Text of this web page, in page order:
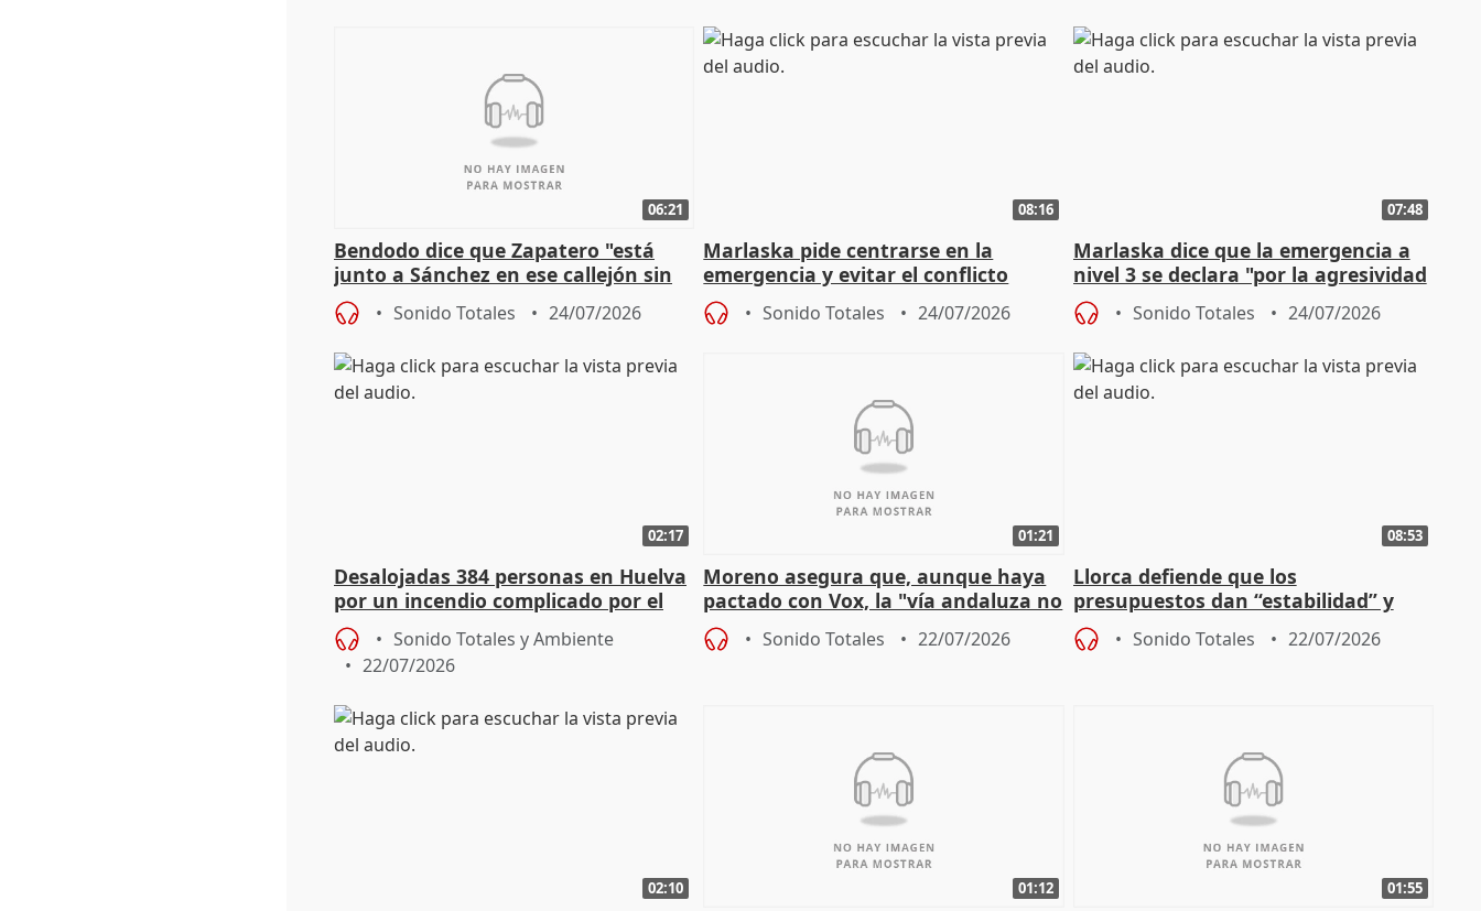
06:21
Bendodo dice que Zapatero "está
junto a Sánchez en ese callejón sin
salida
Sonido Totales 24/07/2026
08:16
Marlaska pide centrarse en la
emergencia y evitar el conflicto
político
Sonido Totales 24/07/2026
07:48
Marlaska dice que la emergencia a
nivel 3 se declara "por la agresividad
de los incendios"
Sonido Totales 24/07/2026
02:17
Desalojadas 384 personas en Huelva
por un incendio complicado por el
viento
Sonido Totales y Ambiente
22/07/2026
01:21
Moreno asegura que, aunque haya
pactado con Vox, la "vía andaluza no
ha muerto" ni él va a "cambiar"
Sonido Totales 22/07/2026
08:53
Llorca defiende que los
presupuestos dan “estabilidad” y
dice que no ha hablado con Feijóo
Sonido Totales 22/07/2026
02:10 01:12 01:55